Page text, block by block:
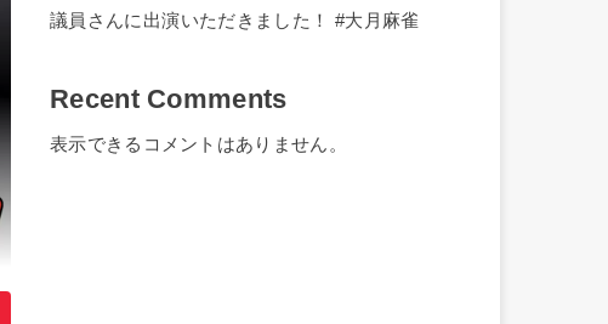
議員さんに出演いただきました！ #大月麻雀
Recent Comments
表示できるコメントはありません。